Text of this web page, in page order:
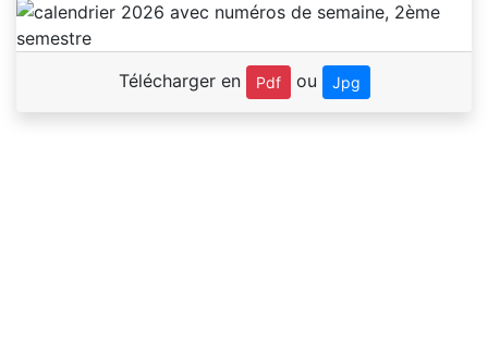
Télécharger en Pdf ou Jpg